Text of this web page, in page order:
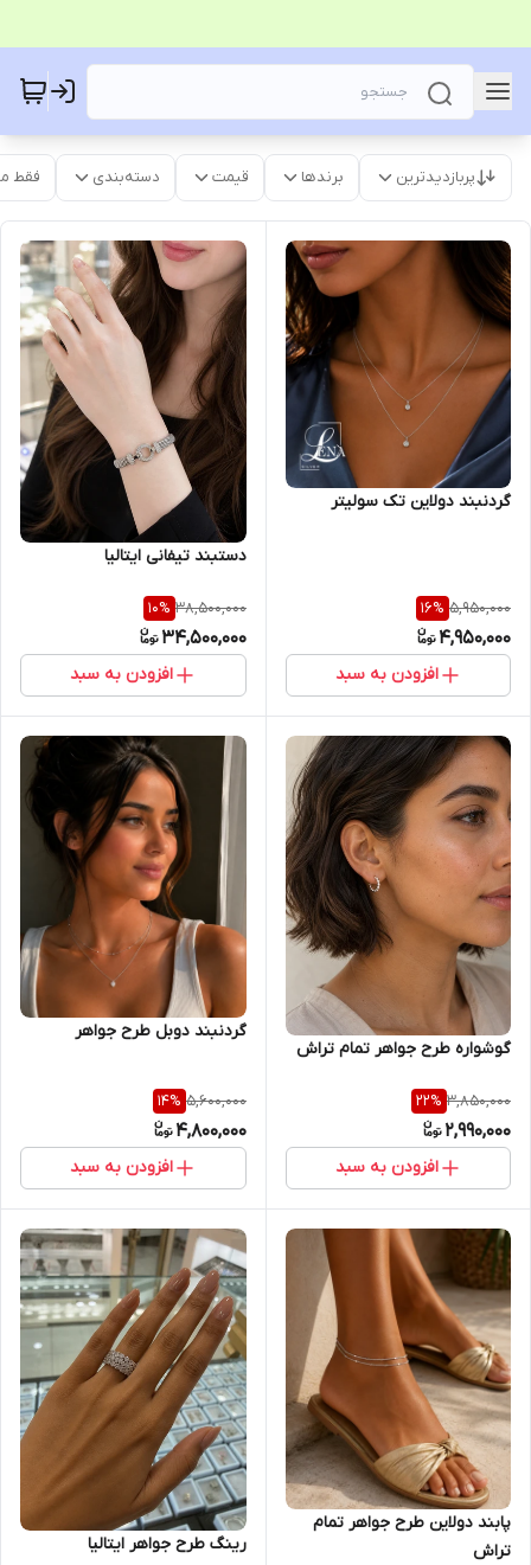
پربازدیدترین برندها قیمت دسته‌بندی فقط
گردنبند دولاین تک سولیتر
5,950,000
16%
4,950,000
افزودن به سبد
دستبند تیفانی ایتالیا
38,500,000
10%
34,500,000
افزودن به سبد
گوشواره طرح جواهر تمام تراش
3,850,000
22%
2,990,000
افزودن به سبد
گردنبند دوبل طرح جواهر
5,600,000
14%
4,800,000
افزودن به سبد
پابند دولاین طرح جواهر تمام
تراش
رینگ طرح جواهر ایتالیا